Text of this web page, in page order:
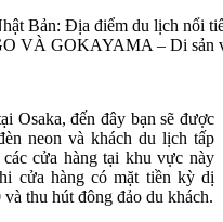
VÀ GOKAYAMA – Di sản
Osaka, đến đây bạn sẽ được
neon và khách du lịch tấp
cửa hàng tại khu vực này
cửa hàng có mặt tiền kỳ dị
thu hút đông đảo du khách.